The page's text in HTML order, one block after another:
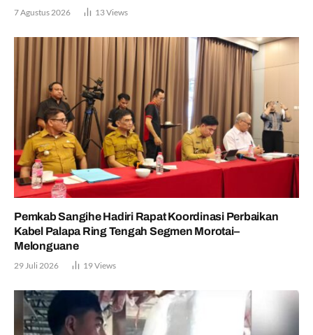
7 Agustus 2026 13Views
Pemkab Sangihe Hadiri Rapat Koordinasi Perbaikan
Kabel Palapa Ring Tengah Segmen Morotai–
Melonguane
29 Juli 2026 19Views